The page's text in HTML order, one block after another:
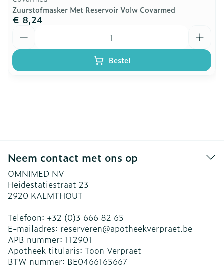
Zuurstofmasker Met Reservoir Volw Covarmed
€ 8,24
Bestel
Neem contact met ons op
OMNIMED NV
Heidestatiestraat 23
2920 KALMTHOUT
Telefoon: +32 (0)3 666 82 65
E-mailadres: reserveren@apotheekverpraet.be
APB nummer: 112901
Apotheek titularis: Toon Verpraet
BTW nummer: BE0466165667